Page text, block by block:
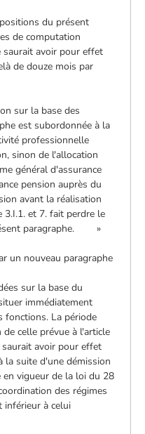
du présent
de computation
saurait avoir pour effet
de douze mois par
sur la base des
est subordonnée à la
professionnelle
sinon de l'allocation
général d'assurance
pension auprès du
avant la réalisation
3.I.1. et 7. fait perdre le
paragraphe. »
nouveau paragraphe
sur la base du
immédiatement
fonctions. La période
celle prévue à l'article
avoir pour effet
la suite d'une démission
vigueur de la loi du 28
des régimes
inférieur à celui